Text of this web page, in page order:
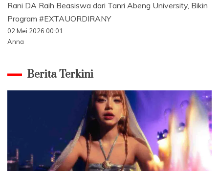
Rani DA Raih Beasiswa dari Tanri Abeng University, Bikin
Program #EXTAUORDIRANY
02 Mei 2026 00:01
Anna
Berita Terkini